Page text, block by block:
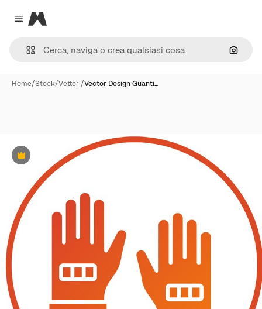
Close menu
Magnific
Cerca
Home/Stock/Vettori/Vector Design Guanti…
Premium